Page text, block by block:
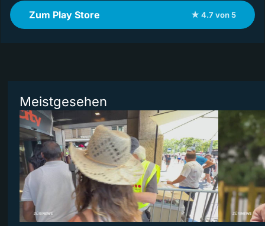
Zum Play Store ★ 4.7 von 5
Meistgesehen